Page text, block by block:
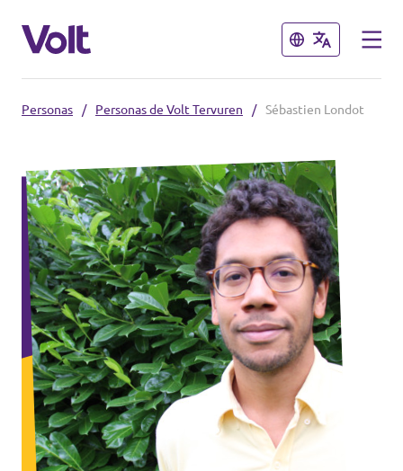
Cerrar
Español
Volt België
Volt België
Cerrar
Políticas
Sobre Volt
Personas
Noticias
Agenda
Personas / Personas de Volt Tervuren / Sébastien Londot